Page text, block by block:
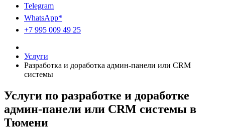
Telegram
WhatsApp*
+7 995 009 49 25
Услуги
Разработка и доработка админ-панели или CRM
системы
Услуги по разработке и доработке
админ-панели или CRM системы в
Тюмени